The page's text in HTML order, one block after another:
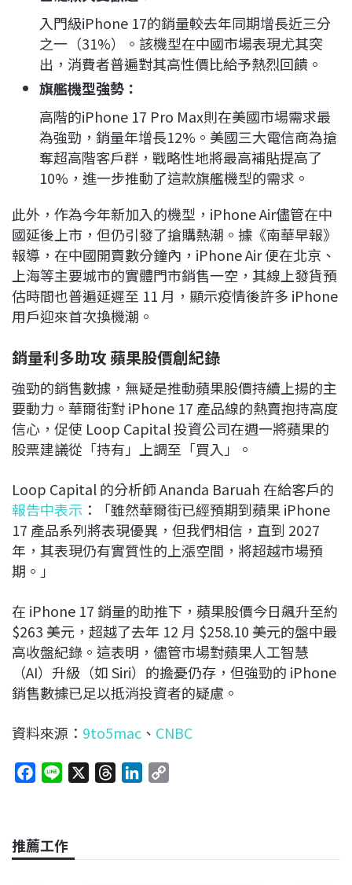
入門級iPhone 17的銷量較去年同期增長近三分
之一（31%）。該機型在中國市場表現尤其突
出，消費者普遍對其高性價比給予熱烈回饋。
旗艦機型強勢：
高階的iPhone 17 Pro Max則在美國市場需求最
為強勁，銷量年增長12%。美國三大電信商為搶
奪超高階客戶群，戰略性地將最高補貼提高了
10%，進一步推動了這款旗艦機型的需求。
此外，作為今年新加入的機型，iPhone Air儘管在中
國延後上市，但仍引發了搶購熱潮。據《南華早報》
報導，在中國開賣數分鐘內，iPhone Air 便在北京、
上海等主要城市的實體門市銷售一空，其線上發貨預
估時間也普遍延遲至 11 月，顯示疫情後許多 iPhone
用戶迎來首次換機潮。
銷量利多助攻 蘋果股價創紀錄
強勁的銷售數據，無疑是推動蘋果股價持續上揚的主
要動力。華爾街對 iPhone 17 產品線的熱賣抱持高度
信心，促使 Loop Capital 投資公司在週一將蘋果的
股票建議從「持有」上調至「買入」。
Loop Capital 的分析師 Ananda Baruah 在給客戶的
報告中表示 ：「雖然華爾街已經預期到蘋果 iPhone
17 產品系列將表現優異，但我們相信，直到 2027
年，其表現仍有實質性的上漲空間，將超越市場預
期。」
在 iPhone 17 銷量的助推下，蘋果股價今日飆升至約
$263 美元，超越了去年 12 月 $258.10 美元的盤中最
高收盤紀錄。這表明，儘管市場對蘋果人工智慧
（AI）升級（如 Siri）的擔憂仍存，但強勁的 iPhone
銷售數據已足以抵消投資者的疑慮。
資料來源： 9to5mac 、 CNBC
e
b
a
e
L
推薦工作